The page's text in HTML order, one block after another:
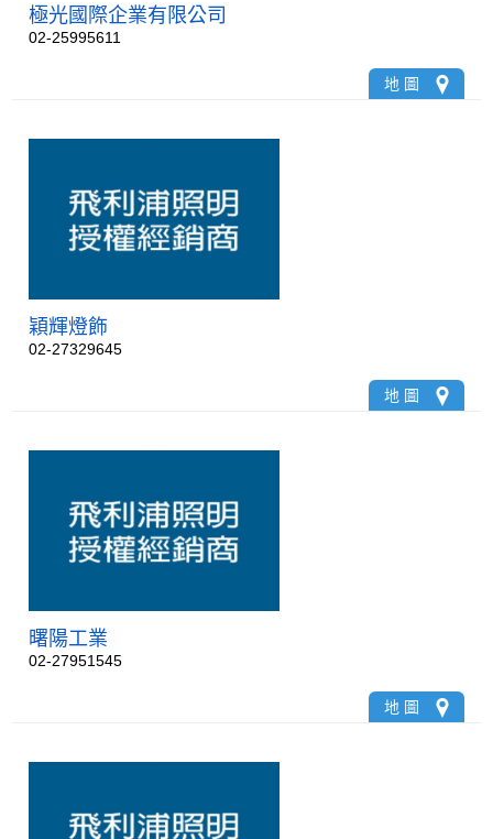
極光國際企業有限公司
02-25995611
地 圖
穎輝燈飾
02-27329645
地 圖
曙陽工業
02-27951545
地 圖